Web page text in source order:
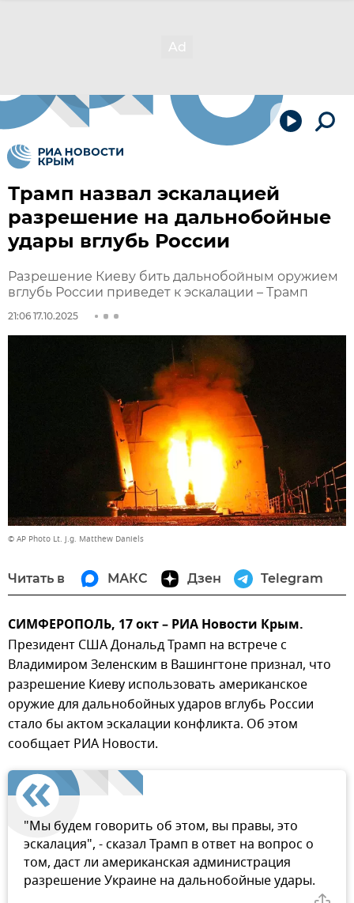
Трамп назвал эскалацией
разрешение на дальнобойные
удары вглубь России
Разрешение Киеву бить дальнобойным оружием
вглубь России приведет к эскалации – Трамп
21:06 17.10.2025
© AP Photo Lt. j.g. Matthew Daniels
Читать в МАКС Дзен Telegram
СИМФЕРОПОЛЬ, 17 окт – РИА Новости Крым.
Президент США Дональд Трамп на встрече с
Владимиром Зеленским в Вашингтоне признал, что
разрешение Киеву использовать американское
оружие для дальнобойных ударов вглубь России
стало бы актом эскалации конфликта. Об этом
сообщает РИА Новости.
"Мы будем говорить об этом, вы правы, это
эскалация", - сказал Трамп в ответ на вопрос о
том, даст ли американская администрация
разрешение Украине на дальнобойные удары.